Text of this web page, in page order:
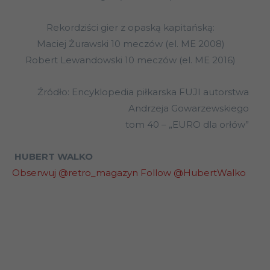
Rekordziści gier z opaską kapitańską:
Maciej Żurawski 10 meczów (el. ME 2008)
Robert Lewandowski 10 meczów (el. ME 2016)
Źródło: Encyklopedia piłkarska FUJI autorstwa
Andrzeja Gowarzewskiego
tom 40 – „EURO dla orłów”
HUBERT WALKO
Obserwuj @retro_magazyn Follow @HubertWalko